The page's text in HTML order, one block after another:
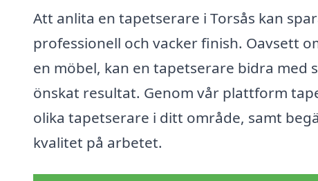
Att anlita en tapetserare i Torsås kan
professionell och vacker finish. Oavsett
en möbel, kan en tapetserare bidra
önskat resultat. Genom vår plattform
olika tapetserare i ditt område, samt
kvalitet på arbetet.